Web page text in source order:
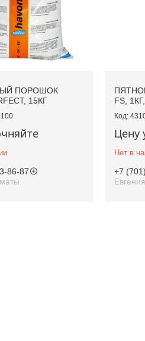
ПОРОШОК
15КГ
86-87
FS,
Цену
Нет в
+7